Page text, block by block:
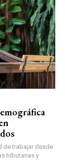
de trabajar desde
tributarias y